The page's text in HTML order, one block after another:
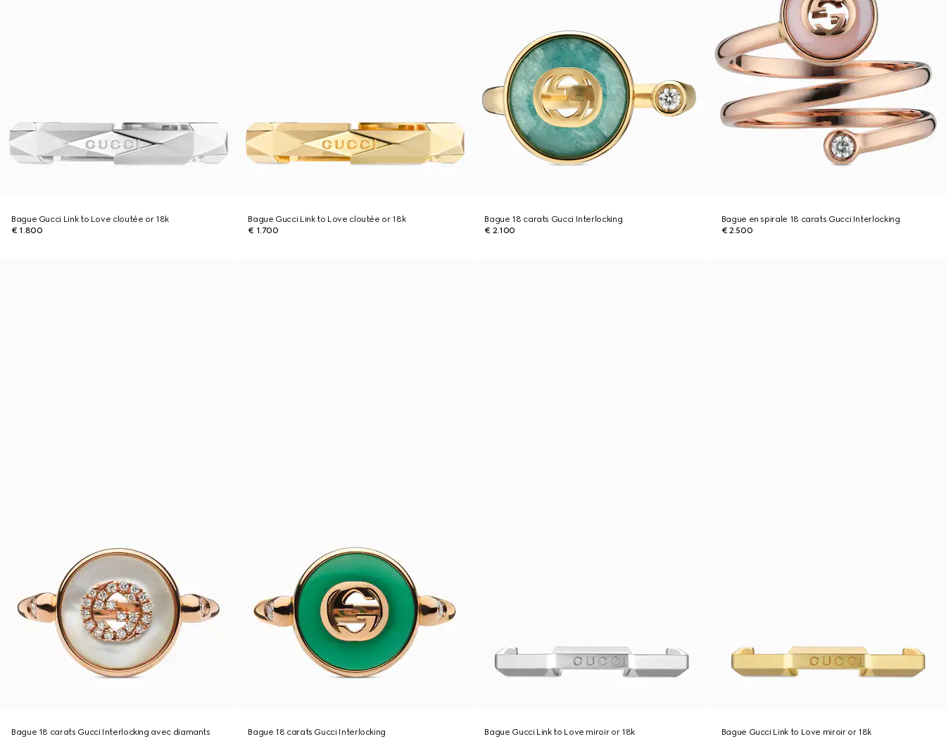
Bague Gucci Link to Love cloutée or 18k
€ 1.800
Bague Gucci Link to Love cloutée or 18k
€ 1.700
Bague 18 carats Gucci Interlocking
€ 2.100
Bague en spirale 18 carats Gucci Interlocking
€ 2.500
Bague 18 carats Gucci Interlocking avec diamants
Bague 18 carats Gucci Interlocking
Bague Gucci Link to Love miroir or 18k
Bague Gucci Link to Love miroir or 18k